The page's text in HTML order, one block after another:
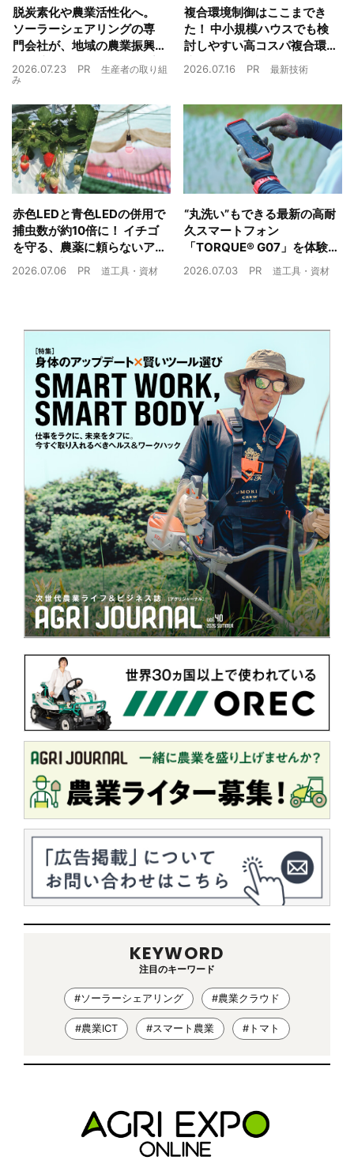
脱炭素化や農業活性化へ。
ソーラーシェアリングの専
門会社が、地域の農業振興
や経済循環をワンストップ
でサポート
2026.07.23 PR
生産者の取り組
み
複合環境制御はここまでき
た！ 中小規模ハウスでも検
討しやすい高コスパ複合環
境制御装置が誕生
2026.07.16 PR 最新技術
赤色LEDと青色LEDの併用で
捕虫数が約10倍に！ イチゴ
を守る、農薬に頼らないア
ザミウマ対策
2026.07.06 PR 道工具・資材
“丸洗い”もできる最新の高耐
久スマートフォン
「TORQUE® G07」を体験
農業現場の“スマホの弱点”を
2026.07.03 PR 道工具・資材
KEYWORD
注目のキーワード
#ソーラーシェアリング #農業クラウド
#農業ICT #スマート農業 #トマト